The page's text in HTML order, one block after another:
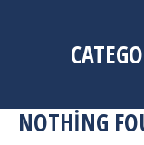
NOTHING